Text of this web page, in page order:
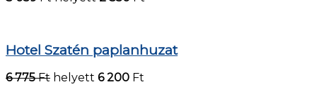
Hotel Szatén paplanhuzat
6 775 Ft helyett 6 200 Ft